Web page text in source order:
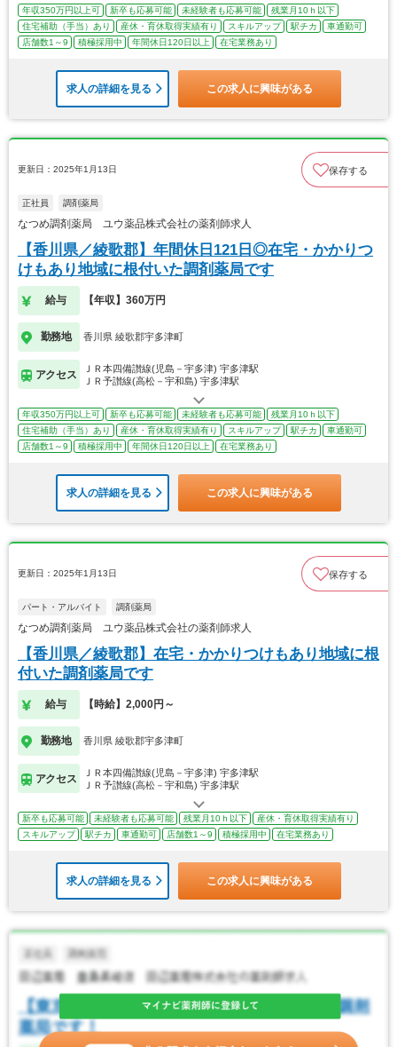
年収350万円以上可 新卒も応募可能 未経験者も応募可能
残業月10ｈ以下
住宅補助（手当）あり
産休・育休取得実績有り スキルアップ 駅チカ
車通勤可
店舗数1～9
積極採用中 年間休日120日以上 在宅業務あり
求人の詳細を見る この求人に興味がある
更新日：2025年1月13日 保存する
正社員 調剤薬局
なつめ調剤薬局 ユウ薬品株式会社の薬剤師求人
【香川県／綾歌郡】年間休日121日◎在宅・かかりつ
けもあり地域に根付いた調剤薬局です
給与 【年収】360万円
勤務地 香川県 綾歌郡宇多津町
アクセス
ＪＲ本四備讃線(児島－宇多津) 宇多津駅
ＪＲ予讃線(高松－宇和島) 宇多津駅
年収350万円以上可 新卒も応募可能 未経験者も応募可能
残業月10ｈ以下
住宅補助（手当）あり
産休・育休取得実績有り スキルアップ 駅チカ
車通勤可
店舗数1～9
積極採用中 年間休日120日以上 在宅業務あり
求人の詳細を見る この求人に興味がある
更新日：2025年1月13日 保存する
パート・アルバイト 調剤薬局
なつめ調剤薬局 ユウ薬品株式会社の薬剤師求人
【香川県／綾歌郡】在宅・かかりつけもあり地域に根
付いた調剤薬局です
給与 【時給】2,000円～
勤務地 香川県 綾歌郡宇多津町
アクセス
ＪＲ本四備讃線(児島－宇多津) 宇多津駅
ＪＲ予讃線(高松－宇和島) 宇多津駅
新卒も応募可能 未経験者も応募可能 残業月10ｈ以下
産休・育休取得実績有り
スキルアップ
駅チカ 車通勤可 店舗数1～9 積極採用中 在宅業務あり
求人の詳細を見る この求人に興味がある